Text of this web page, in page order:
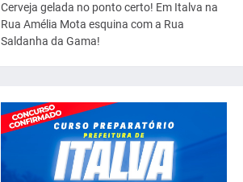
Cerveja gelada no ponto certo! Em Italva na
Rua Amélia Mota esquina com a Rua
Saldanha da Gama!